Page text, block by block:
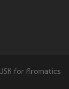
for Aromatics